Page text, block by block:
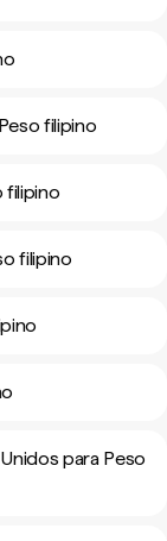
filipino
filipino
filipino
para Peso